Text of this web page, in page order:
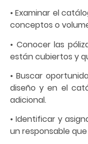
• Examinar el
conceptos o
• Conocer las
están cubiertos y
• Buscar
diseño y en el
adicional.
• Identificar y
un responsable